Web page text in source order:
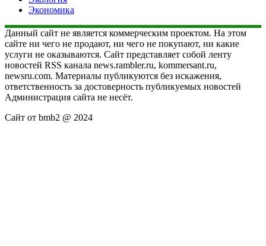
Экономика
Данный сайт не является коммерческим проектом. На этом
сайте ни чего не продают, ни чего не покупают, ни какие
услуги не оказываются. Сайт представляет собой ленту
новостей RSS канала news.rambler.ru, kommersant.ru,
newsru.com. Материалы публикуются без искажения,
ответственность за достоверность публикуемых новостей
Администрация сайта не несёт.
Сайт от bmb2 @ 2024